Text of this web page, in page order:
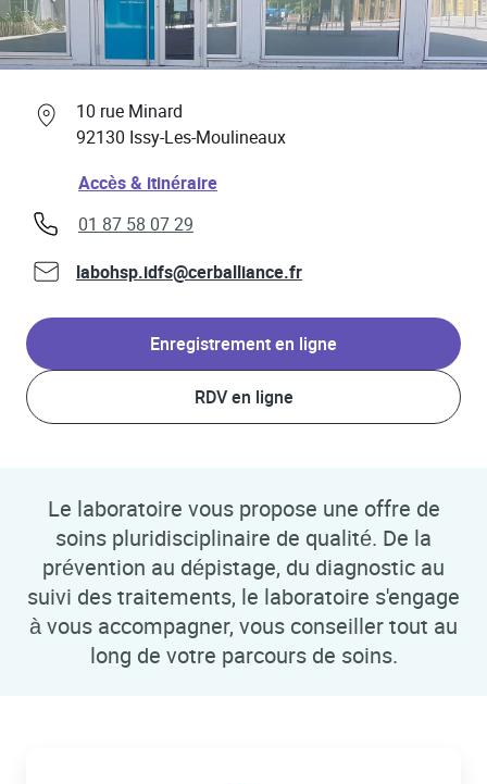
Professionnels de santé
10 rue Minard
92130 Issy-Les-Moulineaux
Link Opens in New Tab
Accès & itinéraireLink Opens in New Tab
phone
01 87 58 07 29
labohsp.idfs@cerballiance.fr
Enregistrement en ligne
RDV en ligne
Le laboratoire vous propose une offre de
soins pluridisciplinaire de qualité. De la
prévention au dépistage, du diagnostic au
suivi des traitements, le laboratoire s'engage
à vous accompagner, vous conseiller tout au
long de votre parcours de soins.